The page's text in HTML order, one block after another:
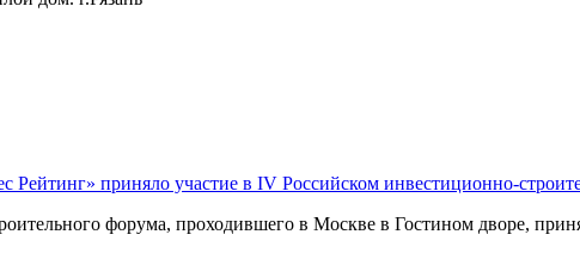
Рейтинг» приняло участие в IV Российском инвестиционно-
форума, проходившего в Москве в Гостином дворе,